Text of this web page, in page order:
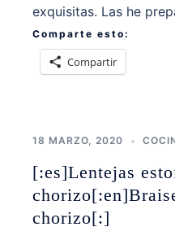
exquisitas. Las he
Comparte esto:
Compartir
18 MARZO, 2020
[:es]Lentejas
chorizo[:]